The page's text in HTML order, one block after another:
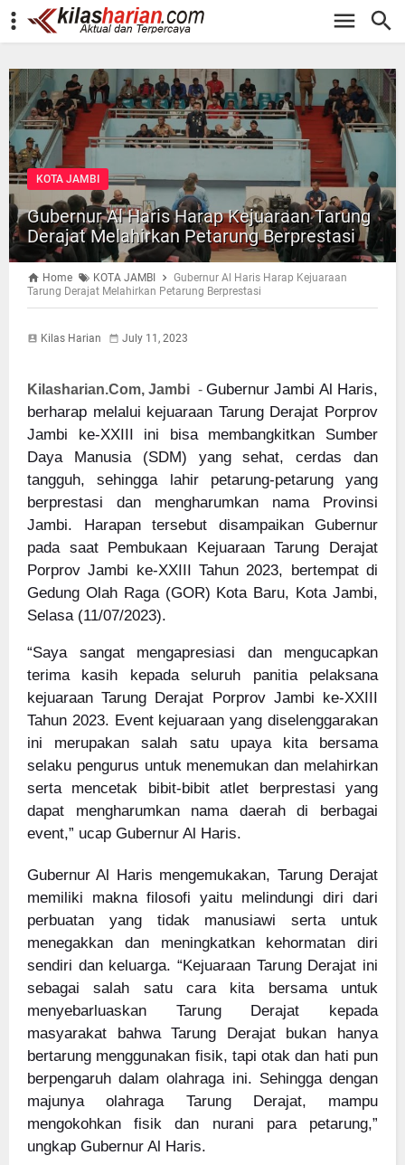
-->
KOTA JAMBI
Gubernur Al Haris Harap Kejuaraan Tarung
Derajat Melahirkan Petarung Berprestasi
Home KOTA JAMBI
Gubernur Al Haris Harap Kejuaraan
Tarung Derajat Melahirkan Petarung Berprestasi
Kilas Harian July 11, 2023
Kilasharian.Com, Jambi -Gubernur Jambi Al Haris,
berharap melalui kejuaraan Tarung Derajat Porprov
Jambi ke-XXIII ini bisa membangkitkan Sumber
Daya Manusia (SDM) yang sehat, cerdas dan
tangguh, sehingga lahir petarung-petarung yang
berprestasi dan mengharumkan nama Provinsi
Jambi. Harapan tersebut disampaikan Gubernur
pada saat Pembukaan Kejuaraan Tarung Derajat
Porprov Jambi ke-XXIII Tahun 2023, bertempat di
Gedung Olah Raga (GOR) Kota Baru, Kota Jambi,
Selasa (11/07/2023).
“Saya sangat mengapresiasi dan mengucapkan
terima kasih kepada seluruh panitia pelaksana
kejuaraan Tarung Derajat Porprov Jambi ke-XXIII
Tahun 2023. Event kejuaraan yang diselenggarakan
ini merupakan salah satu upaya kita bersama
selaku pengurus untuk menemukan dan melahirkan
serta mencetak bibit-bibit atlet berprestasi yang
dapat mengharumkan nama daerah di berbagai
event,” ucap Gubernur Al Haris.
Gubernur Al Haris mengemukakan, Tarung Derajat
memiliki makna filosofi yaitu melindungi diri dari
perbuatan yang tidak manusiawi serta untuk
menegakkan dan meningkatkan kehormatan diri
sendiri dan keluarga. “Kejuaraan Tarung Derajat ini
sebagai salah satu cara kita bersama untuk
menyebarluaskan Tarung Derajat kepada
masyarakat bahwa Tarung Derajat bukan hanya
bertarung menggunakan fisik, tapi otak dan hati pun
berpengaruh dalam olahraga ini. Sehingga dengan
majunya olahraga Tarung Derajat, mampu
mengokohkan fisik dan nurani para petarung,”
ungkap Gubernur Al Haris.